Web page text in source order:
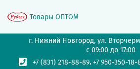
г. Нижний Новгород, ул.
с 09:00 до 17:00
+7 (831) 218-88-89,+7 950-350-18-
Товары ОПТОМ